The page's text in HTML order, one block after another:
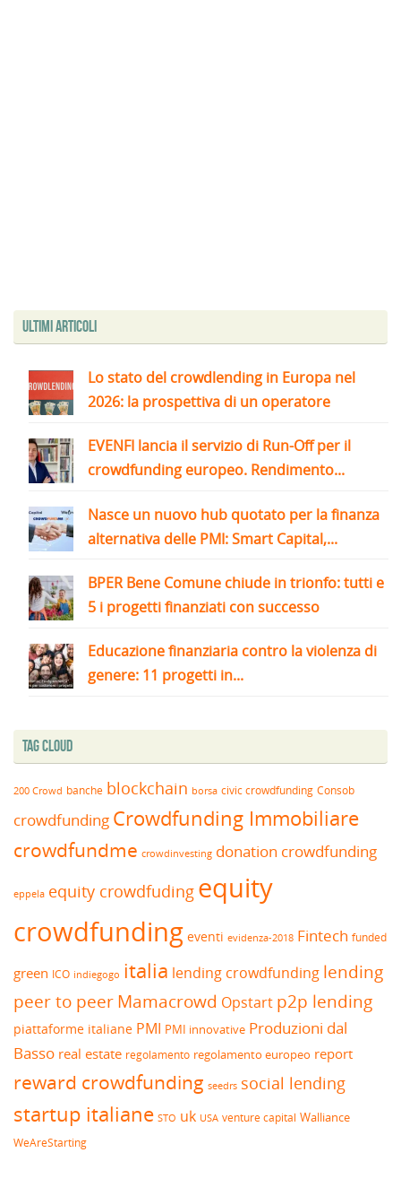
Ultimi articoli
Lo stato del crowdlending in Europa nel
2026: la prospettiva di un operatore
EVENFI lancia il servizio di Run-Off per il
crowdfunding europeo. Rendimento...
Nasce un nuovo hub quotato per la finanza
alternativa delle PMI: Smart Capital,...
BPER Bene Comune chiude in trionfo: tutti e
5 i progetti finanziati con successo
Educazione finanziaria contro la violenza di
genere: 11 progetti in...
Tag Cloud
200 Crowd banche blockchain borsa civic crowdfunding Consob
crowdfunding Crowdfunding Immobiliare
crowdfundme crowdinvesting donation crowdfunding
eppela equity crowdfuding equity
crowdfunding eventi evidenza-2018 Fintech funded
green ICO indiegogo italia lending crowdfunding lending
peer to peerMamacrowd Opstart p2p lending
piattaforme italiane PMI PMI innovative Produzioni dal
Basso real estate regolamento regolamento europeo report
reward crowdfunding seedrs social lending
startup italiane STO uk USA venture capital Walliance
WeAreStarting